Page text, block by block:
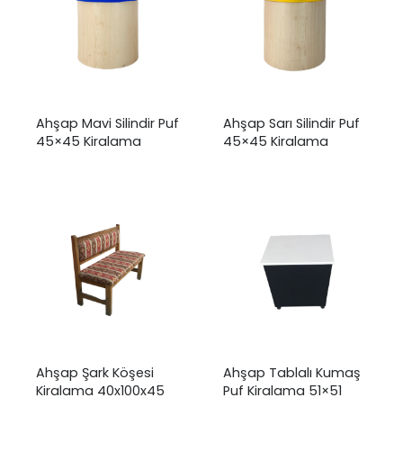
Ahşap Mavi Silindir Puf
45×45 Kiralama
Ahşap Sarı Silindir Puf
45×45 Kiralama
Ahşap Şark Köşesi
Kiralama 40x100x45
Ahşap Tablalı Kumaş
Puf Kiralama 51×51